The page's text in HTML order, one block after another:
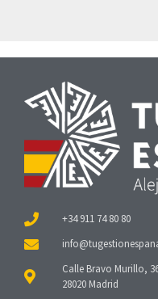
+34 911 74 80 80
Calle Bravo Murillo,
28020 Madrid